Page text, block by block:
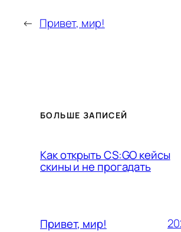
← Привет, мир!
БОЛЬШЕ ЗАПИСЕЙ
Как открыть CS:GO кейсы
скины и не прогадать
Привет, мир!